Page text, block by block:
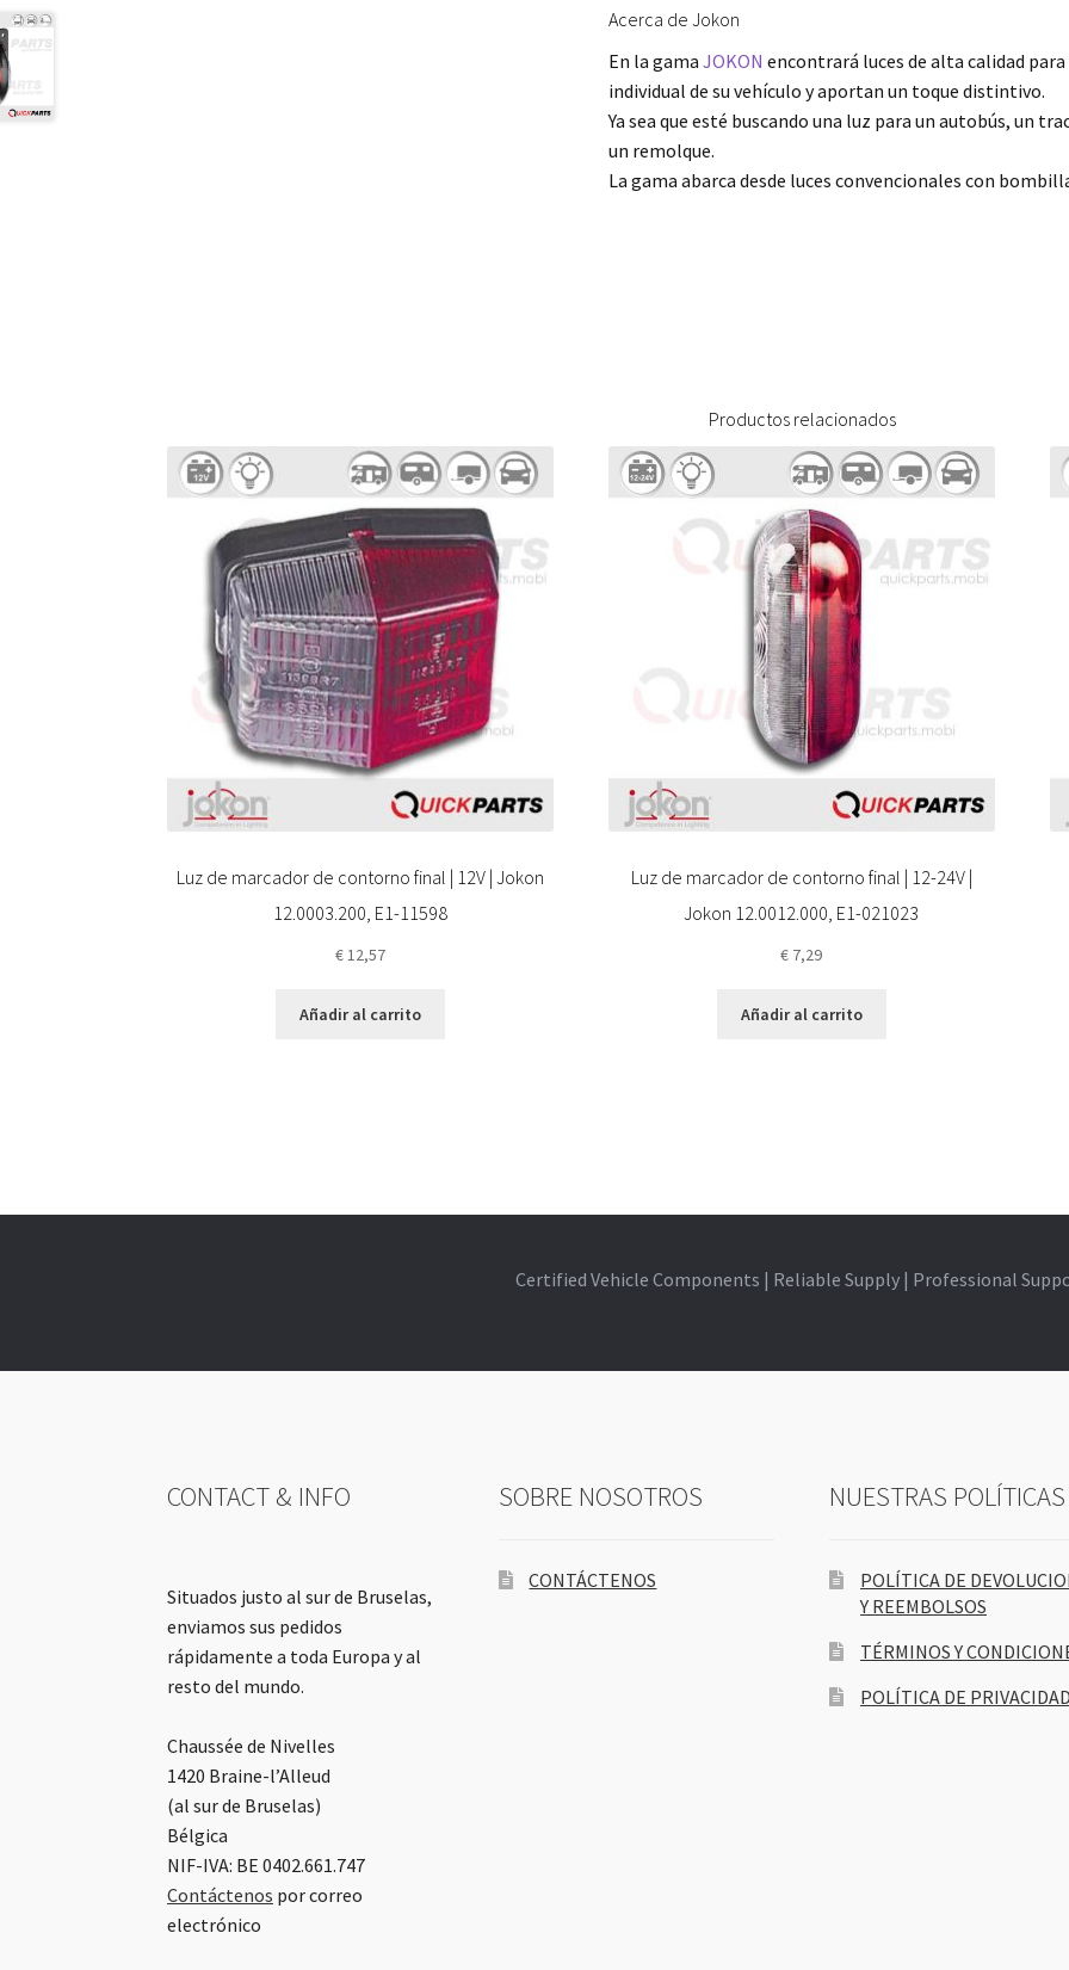
Acerca de Jokon
En la gamaJOKON encontrará luces de alta calidad
individual de su vehículo y aportan un toque distintivo.
Ya sea que esté buscando una luz para un autobús, un
un remolque.
La gama abarca desde luces convencionales con
Productos relacionados
Luz de marcador de contorno final | 12V | Jokon
12.0003.200, E1-11598
€12,57
Añadir al carrito
Luz de marcador de contorno final | 12-24V |
Jokon 12.0012.000, E1-021023
€ 7,29
Añadir al carrito
Certified Vehicle Components | Reliable Supply | Professional
CONTACT & INFO
Situados justo al sur de Bruselas,
enviamos sus pedidos
rápidamente a toda Europa y al
resto del mundo.
Chaussée de Nivelles
1420 Braine-l’Alleud
(al sur de Bruselas)
Bélgica
NIF-IVA: BE 0402.661.747
Contáctenos por correo
electrónico
SOBRE NOSOTROS
CONTÁCTENOS
NUESTRAS POLÍTICAS
POLÍTICA DE
Y REEMBOLSOS
TÉRMINOS Y
POLÍTICA DE